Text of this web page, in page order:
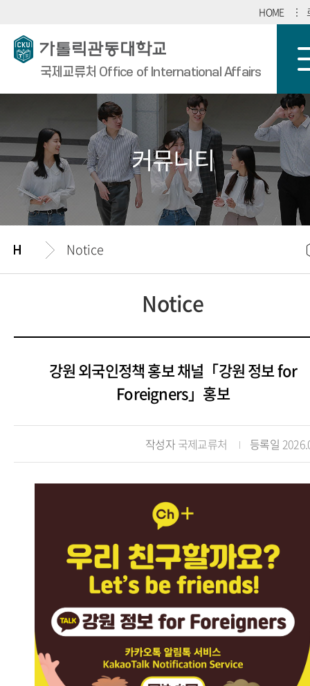
HOME
국제교류처 Office of International Affairs
커뮤니티
Notice
Notice
강원 외국인정책 홍보 채널「강원 정보 for
Foreigners」홍보
작성자 국제교류처 등록일